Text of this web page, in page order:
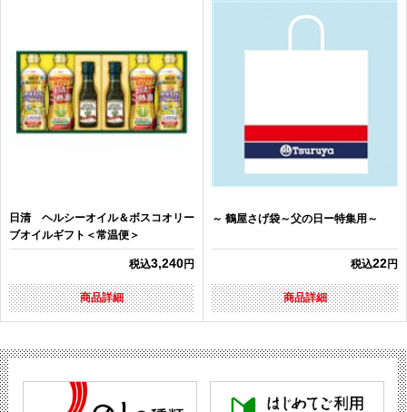
日清 ヘルシーオイル＆ボスコオリー
ブオイルギフト＜常温便＞
税込3,240円
商品詳細
～ 鶴屋さげ袋～父の日ー特集用～
税込22円
商品詳細